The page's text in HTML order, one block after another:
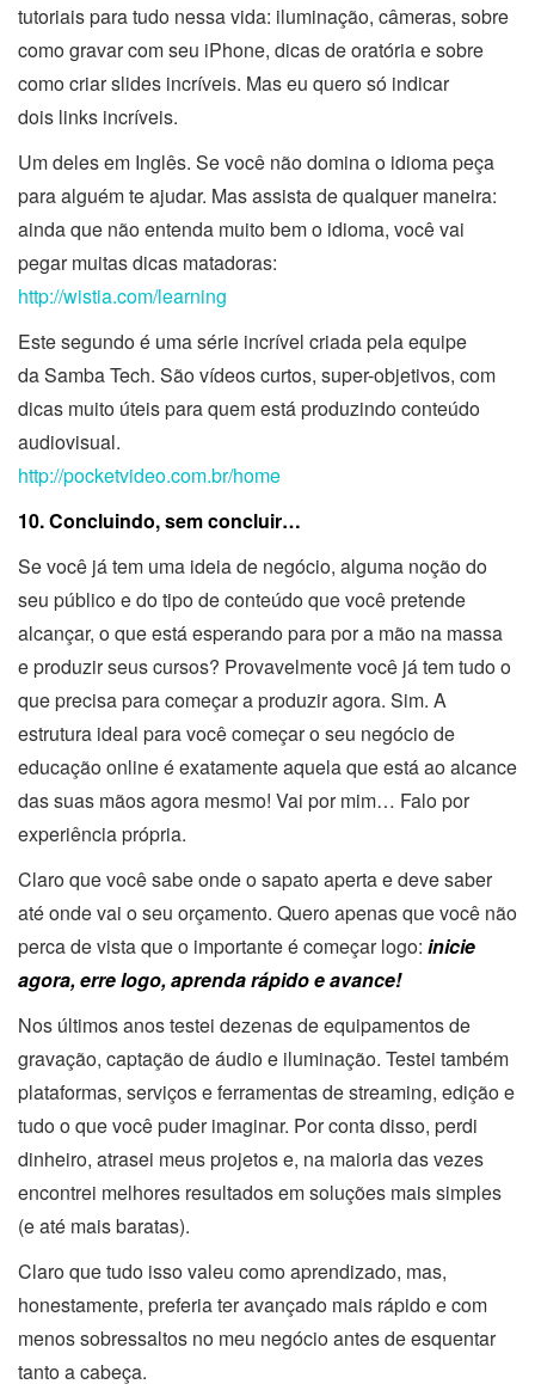
tutoriais para tudo nessa vida: iluminação, câmeras, sobre
como gravar com seu iPhone, dicas de oratória e sobre
como criar slides incríveis. Mas eu quero só indicar
dois links incríveis.
Um deles em Inglês. Se você não domina o idioma peça
para alguém te ajudar. Mas assista de qualquer maneira:
ainda que não entenda muito bem o idioma, você vai
pegar muitas dicas matadoras:
http://wistia.com/learning
Este segundo é uma série incrível criada pela equipe
da Samba Tech. São vídeos curtos, super-objetivos, com
dicas muito úteis para quem está produzindo conteúdo
audiovisual.
http://pocketvideo.com.br/home
10. Concluindo, sem concluir…
Se você já tem uma ideia de negócio, alguma noção do
seu público e do tipo de conteúdo que você pretende
alcançar, o que está esperando para por a mão na massa
e produzir seus cursos? Provavelmente você já tem tudo o
que precisa para começar a produzir agora. Sim. A
estrutura ideal para você começar o seu negócio de
educação online é exatamente aquela que está ao alcance
das suas mãos agora mesmo! Vai por mim… Falo por
experiência própria.
Claro que você sabe onde o sapato aperta e deve saber
até onde vai o seu orçamento. Quero apenas que você não
perca de vista que o importante é começar logo: inicie
agora, erre logo, aprenda rápido e avance!
Nos últimos anos testei dezenas de equipamentos de
gravação, captação de áudio e iluminação. Testei também
plataformas, serviços e ferramentas de streaming, edição e
tudo o que você puder imaginar. Por conta disso, perdi
dinheiro, atrasei meus projetos e, na maioria das vezes
encontrei melhores resultados em soluções mais simples
(e até mais baratas).
Claro que tudo isso valeu como aprendizado, mas,
honestamente, preferia ter avançado mais rápido e com
menos sobressaltos no meu negócio antes de esquentar
tanto a cabeça.